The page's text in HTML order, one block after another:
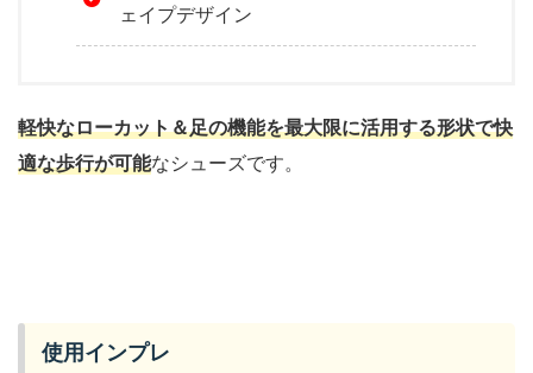
ェイプデザイン
軽快なローカット＆足の機能を最大限に活用する形状で快
適な歩行が可能なシューズです。
使用インプレ